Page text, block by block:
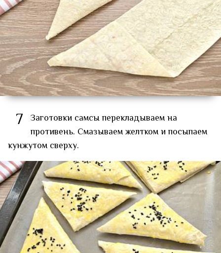
7 Заготовки самсы перекладываем на
противень. Смазываем желтком и посыпаем
кунжутом сверху.